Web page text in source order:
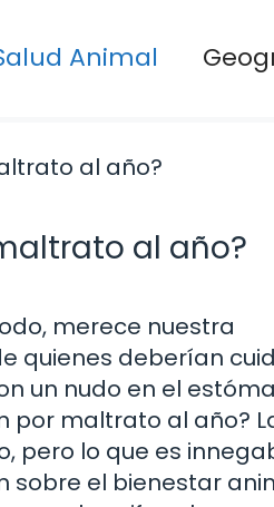
Animal
al año?
merece nuestra
quienes deberían
un nudo en el
por maltrato al año?
pero lo que es
sobre el bienestar